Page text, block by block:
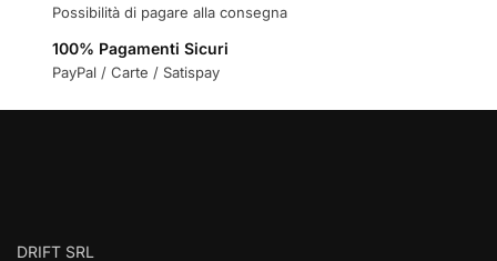
Possibilità di pagare alla consegna
100% Pagamenti Sicuri
PayPal / Carte / Satispay
DRIFT SRL